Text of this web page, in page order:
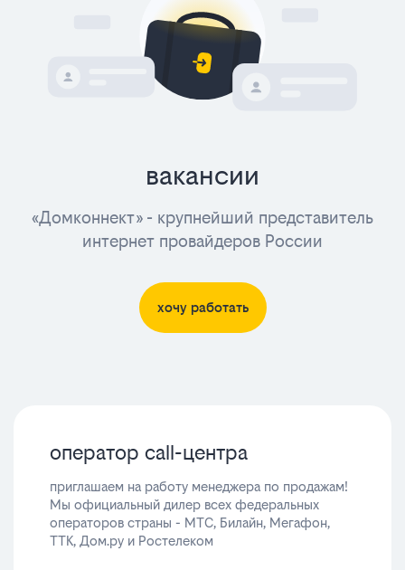
вакансии
«Домконнект» - крупнейший представитель
интернет провайдеров России
хочу работать
оператор call-центра
приглашаем на работу менеджера по продажам!
Мы официальный дилер всех федеральных
операторов страны - МТС, Билайн, Мегафон,
ТТК, Дом.ру и Ростелеком